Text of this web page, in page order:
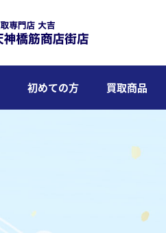
初めての方 買取商品